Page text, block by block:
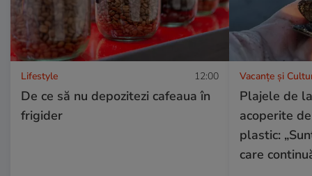
Lifestyle 12:00
De ce să nu depozitezi cafeaua în
frigider
Vacanțe și
Plajele de
acoperite
plastic:
care